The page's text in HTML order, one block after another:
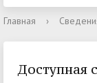
Главная ›
Доступная